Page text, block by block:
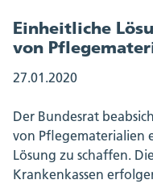
Einheitliche
von
27.01.2020
Der Bundesrat
von Pflegematerialien
Lösung zu schaffen.
Krankenkassen